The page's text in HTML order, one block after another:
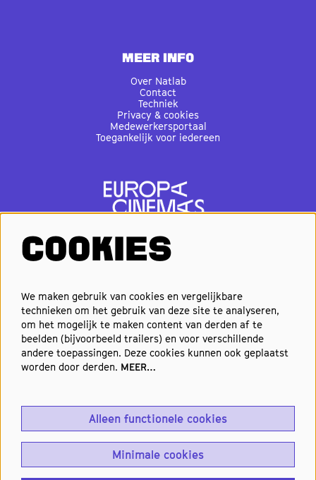
MEER INFO
Over Natlab
Contact
Techniek
Privacy & cookies
Medewerkersportaal
Toegankelijk voor iedereen
Elke week de beste films en
nieuwste premières in je inbox?
Schrijf je in voor onze nieuwsbrief!
Aanmelden
COOKIES
We maken gebruik van cookies en vergelijkbare
technieken om het gebruik van deze site te analyseren,
om het mogelijk te maken content van derden af te
beelden (bijvoorbeeld trailers) en voor verschillende
andere toepassingen. Deze cookies kunnen ook geplaatst
worden door derden. MEER…
Alleen functionele cookies
Minimale cookies